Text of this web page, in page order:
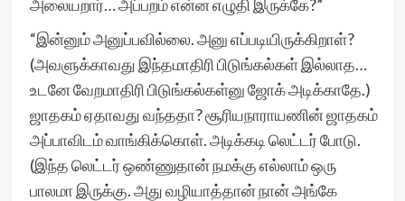
அலையறார்… அப்பறம் என்ன எழுதி இருக்கே?”
“இன்னும் அனுப்பவில்லை. அனு எப்படியிருக்கிறாள்?
(அவளுக்காவது இந்தமாதிரி பிடுங்கல்கள் இல்லாத…
உடனே வேறமாதிரி பிடுங்கல்கள்னு ஜோக் அடிக்காதே.)
ஜாதகம் ஏதாவது வந்ததா? சூரியநாராயணின் ஜாதகம்
அப்பாவிடம் வாங்கிக்கொள். அடிக்கடி லெட்டர் போடு.
(இந்த லெட்டர் ஒண்ணுதான் நமக்கு எல்லாம் ஒரு
பாலமா இருக்கு. அது வழியாத்தான் நான் அங்கே